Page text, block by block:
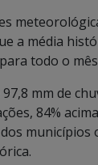
a média
todo o
mm de
84%
municípios